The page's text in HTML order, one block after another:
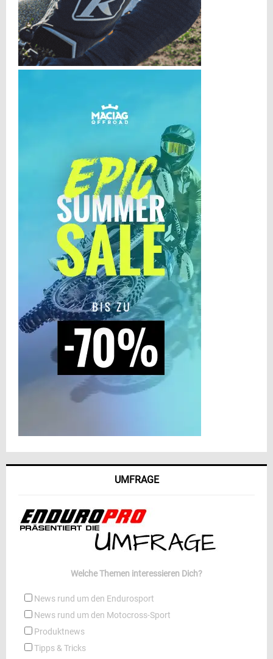
UMFRAGE
Welche Themen interessieren Dich?
News rund um den Endurosport
News rund um den Motocross-Sport
Produktnews
Tipps & Tricks